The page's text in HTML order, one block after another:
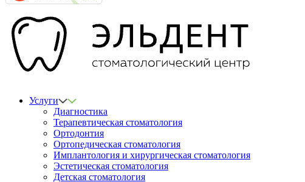
Услуги
Диагностика
Терапевтическая стоматология
Ортодонтия
Ортопедическая стоматология
Имплантология и хирургическая стоматология
Эстетическая стоматология
Детская стоматология